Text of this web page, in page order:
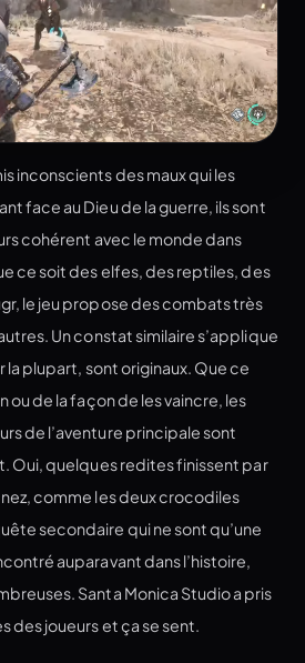
inconscients des maux qui les
face au Dieu de la guerre, ils sont
cohérent avec le monde dans
ce soit des elfes, des reptiles, des
le jeu propose des combats très
Un constat similaire s’applique
la plupart, sont originaux. Que ce
ou de la façon de les vaincre, les
de l’aventure principale sont
Oui, quelques redites finissent par
comme les deux crocodiles
secondaire qui ne sont qu’une
auparavant dans l’histoire,
Santa Monica Studio a pris
des joueurs et ça se sent.